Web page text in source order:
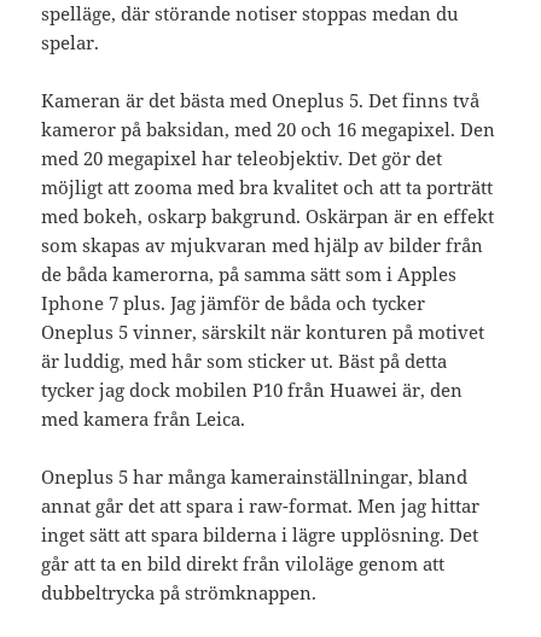
spelläge, där störande notiser stoppas medan du
spelar.
Kameran är det bästa med Oneplus 5. Det finns två
kameror på baksidan, med 20 och 16 megapixel. Den
med 20 megapixel har teleobjektiv. Det gör det
möjligt att zooma med bra kvalitet och att ta porträtt
med bokeh, oskarp bakgrund. Oskärpan är en effekt
som skapas av mjukvaran med hjälp av bilder från
de båda kamerorna, på samma sätt som i Apples
Iphone 7 plus. Jag jämför de båda och tycker
Oneplus 5 vinner, särskilt när konturen på motivet
är luddig, med hår som sticker ut. Bäst på detta
tycker jag dock mobilen P10 från Huawei är, den
med kamera från Leica.
Oneplus 5 har många kamerainställningar, bland
annat går det att spara i raw-format. Men jag hittar
inget sätt att spara bilderna i lägre upplösning. Det
går att ta en bild direkt från viloläge genom att
dubbeltrycka på strömknappen.